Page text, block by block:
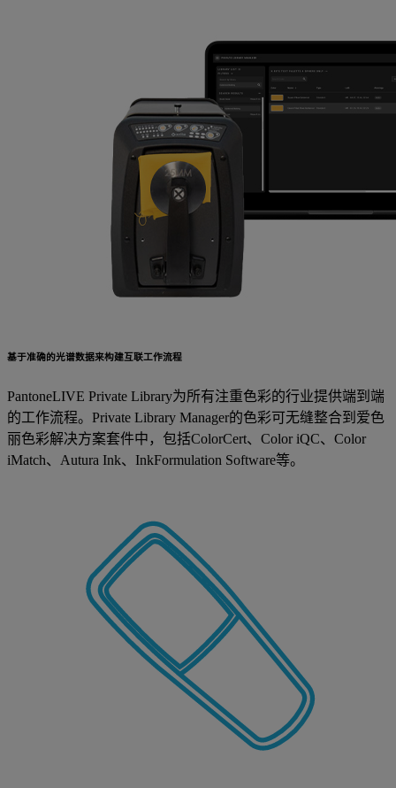
基于准确的光谱数据来构建互联工作流程
PantoneLIVE Private Library为所有注重色彩的行业提供端到端
的工作流程。Private Library Manager的色彩可无缝整合到爱色
丽色彩解决方案套件中，包括ColorCert、Color iQC、Color
iMatch、Autura Ink、InkFormulation Software等。